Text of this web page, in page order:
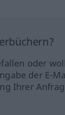
oder
der E-
Ihrer